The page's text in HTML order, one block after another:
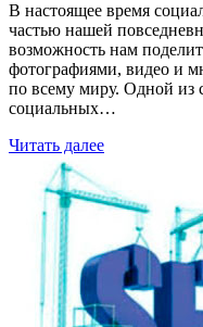
В настоящее время
частью нашей
возможность нам
фотографиями, видео и
по всему миру. Одной из
социальных…
Читать далее